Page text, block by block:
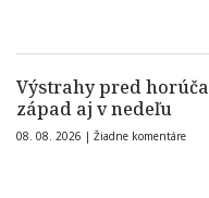
Výstrahy pred
západ aj v nedeľu
08. 08. 2026 | Žiadne komentáre